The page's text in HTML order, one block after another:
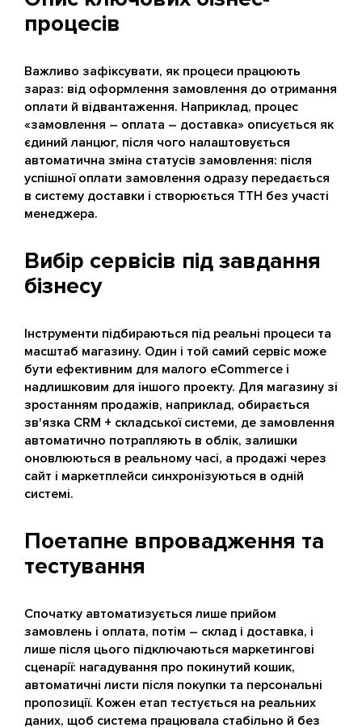
процесів
Важливо зафіксувати, як процеси працюють
зараз: від оформлення замовлення до отримання
оплати й відвантаження. Наприклад, процес
«замовлення – оплата – доставка» описується як
єдиний ланцюг, після чого налаштовується
автоматична зміна статусів замовлення: після
успішної оплати замовлення одразу передається
в систему доставки і створюється ТТН без участі
менеджера.
Вибір сервісів під завдання
бізнесу
Інструменти підбираються під реальні процеси та
масштаб магазину. Один і той самий сервіс може
бути ефективним для малого eCommerce і
надлишковим для іншого проекту. Для магазину зі
зростанням продажів, наприклад, обирається
зв'язка CRM + складської системи, де замовлення
автоматично потрапляють в облік, залишки
оновлюються в реальному часі, а продажі через
сайт і маркетплейси синхронізуються в одній
системі.
Поетапне впровадження та
тестування
Спочатку автоматизується лише прийом
замовлень і оплата, потім – склад і доставка, і
лише після цього підключаються маркетингові
сценарії: нагадування про покинутий кошик,
автоматичні листи після покупки та персональні
пропозиції. Кожен етап тестується на реальних
даних, щоб система працювала стабільно й без